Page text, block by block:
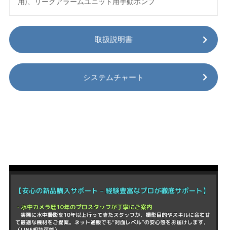
取扱説明書
システムチャート